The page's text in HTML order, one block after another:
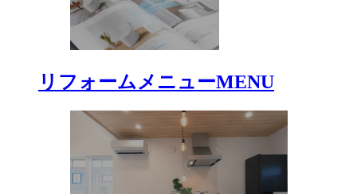
リフォームメニューMENU